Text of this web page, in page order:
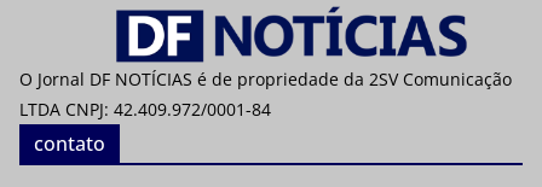
O Jornal DF NOTÍCIAS é de propriedade da 2SV Comunicação
LTDA CNPJ: 42.409.972/0001-84
contato